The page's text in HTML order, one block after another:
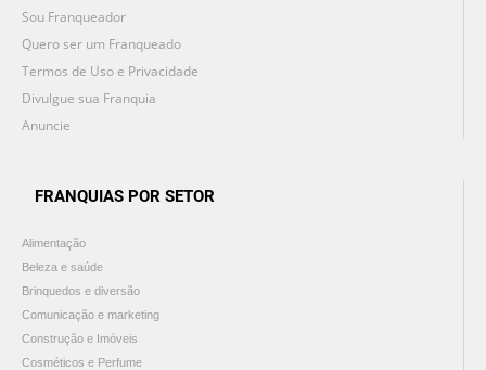
Sou Franqueador
Quero ser um Franqueado
Termos de Uso e Privacidade
Divulgue sua Franquia
Anuncie
FRANQUIAS POR SETOR
Alimentação
Beleza e saúde
Brinquedos e diversão
Comunicação e marketing
Construção e Imóveis
Cosméticos e Perfume